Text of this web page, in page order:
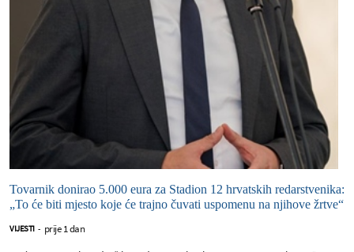
Tovarnik donirao 5.000 eura za Stadion 12 hrvatskih redarstvenika:
„To će biti mjesto koje će trajno čuvati uspomenu na njihove žrtve“
VIJESTI - prije 1 dan